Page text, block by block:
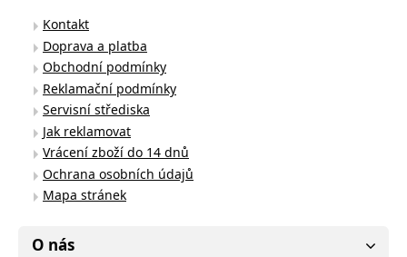
Kontakt
Doprava a platba
Obchodní podmínky
Reklamační podmínky
Servisní střediska
Jak reklamovat
Vrácení zboží do 14 dnů
Ochrana osobních údajů
Mapa stránek
O nás